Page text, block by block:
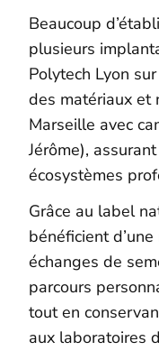
Beaucoup
plusieurs
Polytech Lyon
des matériaux et
Marseille avec
Jérôme),
écosystèmes
Grâce au label
bénéficient
échanges de
parcours
tout en
aux laboratoires